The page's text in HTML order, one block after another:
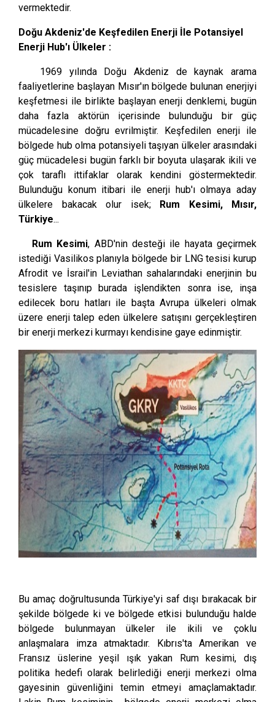
vermektedir.
Doğu Akdeniz'de Keşfedilen Enerji İle Potansiyel
Enerji Hub'ı Ülkeler :
1969 yılında Doğu Akdeniz de kaynak arama
faaliyetlerine başlayan Mısır'ın bölgede bulunan enerjiyi
keşfetmesi ile birlikte başlayan enerji denklemi, bugün
daha fazla aktörün içerisinde bulunduğu bir güç
mücadelesine doğru evrilmiştir. Keşfedilen enerji ile
bölgede hub olma potansiyeli taşıyan ülkeler arasındaki
güç mücadelesi bugün farklı bir boyuta ulaşarak ikili ve
çok taraflı ittifaklar olarak kendini göstermektedir.
Bulunduğu konum itibari ile enerji hub'ı olmaya aday
ülkelere bakacak olur isek; Rum Kesimi, Mısır,
Türkiye...
Rum Kesimi, ABD'nin desteği ile hayata geçirmek
istediği Vasilikos planıyla bölgede bir LNG tesisi kurup
Afrodit ve İsrail'in Leviathan sahalarındaki enerjinin bu
tesislere taşınıp burada işlendikten sonra ise, inşa
edilecek boru hatları ile başta Avrupa ülkeleri olmak
üzere enerji talep eden ülkelere satışını gerçekleştiren
bir enerji merkezi kurmayı kendisine gaye edinmiştir.
Bu amaç doğrultusunda Türkiye'yi saf dışı bırakacak bir
şekilde bölgede ki ve bölgede etkisi bulunduğu halde
bölgede bulunmayan ülkeler ile ikili ve çoklu
anlaşmalara imza atmaktadır. Kıbrıs'ta Amerikan ve
Fransız üslerine yeşil ışık yakan Rum kesimi, dış
politika hedefi olarak belirlediği enerji merkezi olma
gayesinin güvenliğini temin etmeyi amaçlamaktadır.